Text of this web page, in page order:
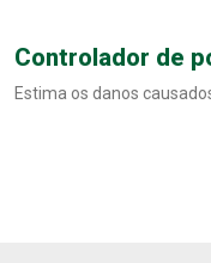
Controlador de
Estima os danos